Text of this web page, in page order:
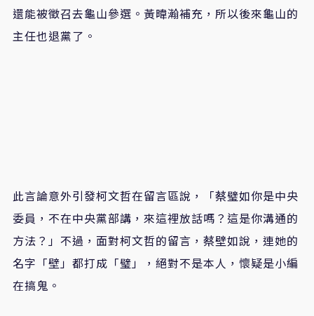
還能被徵召去龜山參選。黃暐瀚補充，所以後來龜山的
主任也退黨了。
此言論意外引發柯文哲在留言區說，「蔡璧如你是中央
委員，不在中央黨部講，來這裡放話嗎？這是你溝通的
方法？」不過，面對柯文哲的留言，蔡壁如說，連她的
名字「壁」都打成「璧」，絕對不是本人，懷疑是小編
在搞鬼。